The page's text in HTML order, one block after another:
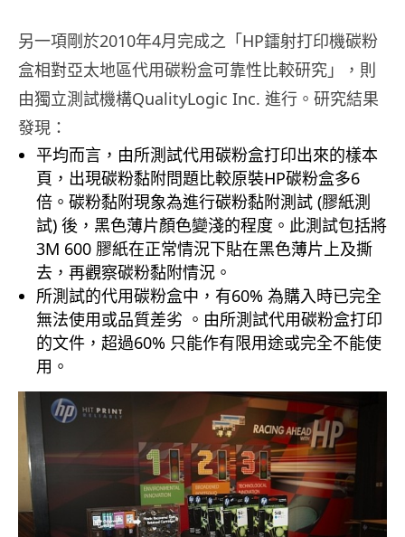
另一項剛於2010年4月完成之「HP鐳射打印機碳粉
盒相對亞太地區代用碳粉盒可靠性比較研究」，則
由獨立測試機構QualityLogic Inc. 進行。研究結果
發現：
平均而言，由所測試代用碳粉盒打印出來的樣本
頁，出現碳粉黏附問題比較原裝HP碳粉盒多6
倍。碳粉黏附現象為進行碳粉黏附測試 (膠紙測
試) 後，黑色薄片顏色變淺的程度。此測試包括將
3M 600 膠紙在正常情況下貼在黑色薄片上及撕
去，再觀察碳粉黏附情況。
所測試的代用碳粉盒中，有60% 為購入時已完全
無法使用或品質差劣 。由所測試代用碳粉盒打印
的文件，超過60% 只能作有限用途或完全不能使
用。